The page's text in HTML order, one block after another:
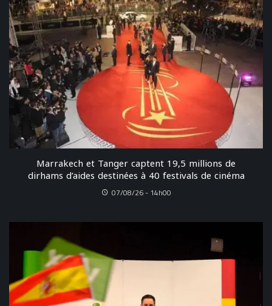
Marrakech et Tanger captent 19,5 millions de
dirhams d’aides destinées à 40 festivals de cinéma
07/08/26 - 14h00